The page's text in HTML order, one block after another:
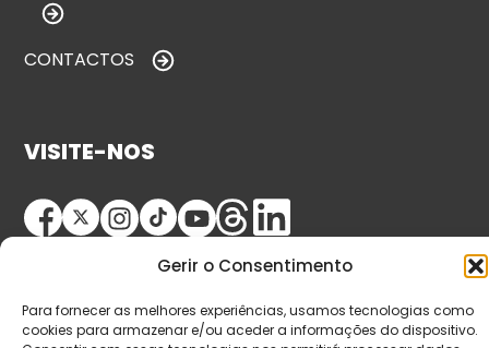
Gerir o Consentimento
Para fornecer as melhores experiências, usamos tecnologias como
cookies para armazenar e/ou aceder a informações do dispositivo.
CONTACTOS
VISITE-NOS